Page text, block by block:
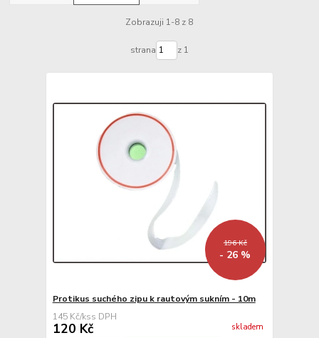
Zobrazuji 1-8 z 8
strana z 1
196 Kč
- 26 %
Protikus suchého zipu k rautovým sukním - 10m
145 Kč/ks
120 Kč skladem